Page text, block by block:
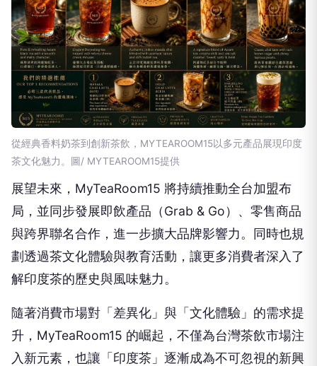
從經典香料奶茶到創新茶飲，MYTEAROOM15以多元產品展現印度
茶文化魅力。圖/ MYTEAROOM15提供
展望未來，MyTeaRoom15 將持續推動全台加盟布
局，並同步發展即飲產品（Grab & Go）、零售商品
與跨界聯名合作，進一步擴大品牌影響力。同時也規
劃透過茶文化體驗與教育活動，讓更多消費者深入了
解印度茶的歷史與風味魅力。
隨著消費市場對「差異化」與「文化體驗」的需求提
升，MyTeaRoom15 的崛起，不僅為台灣茶飲市場注
入新元素，也讓「印度茶」逐漸成為不可忽視的新興